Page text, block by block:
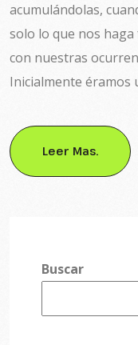
acumulándolas,
solo lo que nos
con nuestras
Inicialmente éramos
Leer Mas.
Buscar